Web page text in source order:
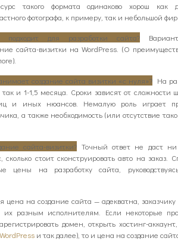
такого формата одинаково хорош
фотографа, к примеру, так и небольшой
подходит для разработки сайта?
сайта-визитки на WordPress. (О
создание сайта визитки «с нуля»? На
и 1-1,5 месяца. Сроки зависят от сложности
и иных нюансов. Немалую роль играет
а также необходимость (или отсутствие
сайта-визитки? Точный ответ не даст
сколько стоит сконструировать авто на заказ.
цены на разработку сайта,
цена на создание сайта — адекватна,
их разным исполнителям. Если некоторые
домен, открыть хостинг-
и так далее), то и цена на создание